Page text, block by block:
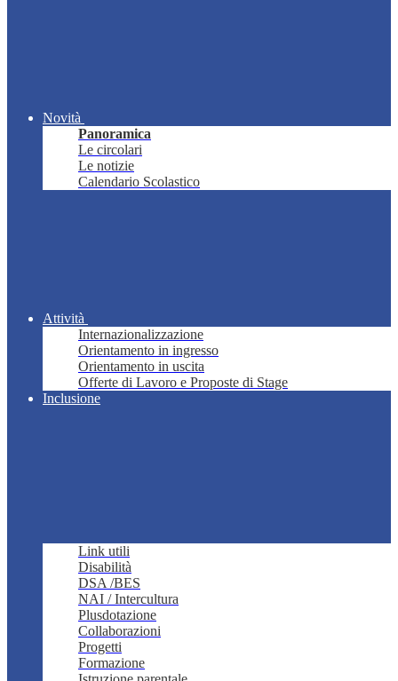
Novità
Panoramica
Le circolari
Le notizie
Calendario Scolastico
Attività
Internazionalizzazione
Orientamento in ingresso
Orientamento in uscita
Offerte di Lavoro e Proposte di Stage
Inclusione
Link utili
Disabilità
DSA /BES
NAI / Intercultura
Plusdotazione
Collaborazioni
Progetti
Formazione